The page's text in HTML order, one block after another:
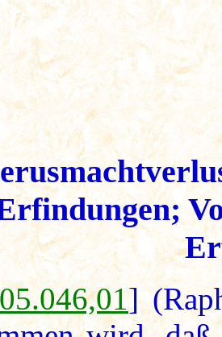
]